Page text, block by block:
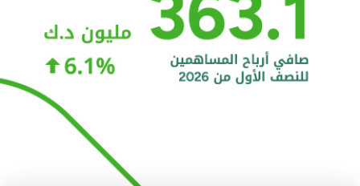
خدمة "بيتك" للتداول الإلكتروني
البطاقات
"برامج العملاء"